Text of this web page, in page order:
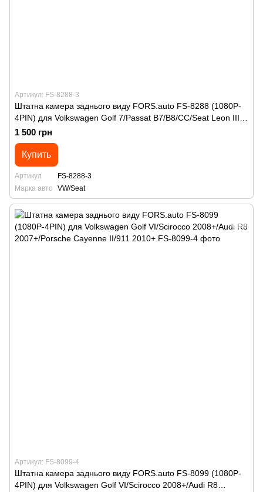
Артикул: FS-8288-3
Штатна камера заднього виду FORS.auto FS-8288 (1080P-
4PIN) для Volkswagen Golf 7/Passat B7/B8/CC/Seat Leon III
2013+
1 500 грн
Купить
Артикул
FS-8288-3
Марка авто
VW/Seat
Артикул: FS-8099-4
Штатна камера заднього виду FORS.auto FS-8099 (1080P-
4PIN) для Volkswagen Golf VI/Scirocco 2008+/Audi R8